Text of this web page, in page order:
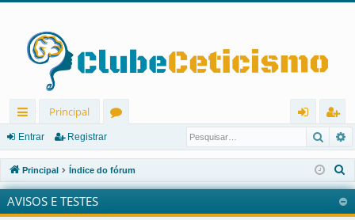
in
ks
rá
pi
Principal
u
ns
ra
r
eg
ist
ra
Entrar Registrar
Principal Índice do fórum
e
s
AVISOS E TESTES